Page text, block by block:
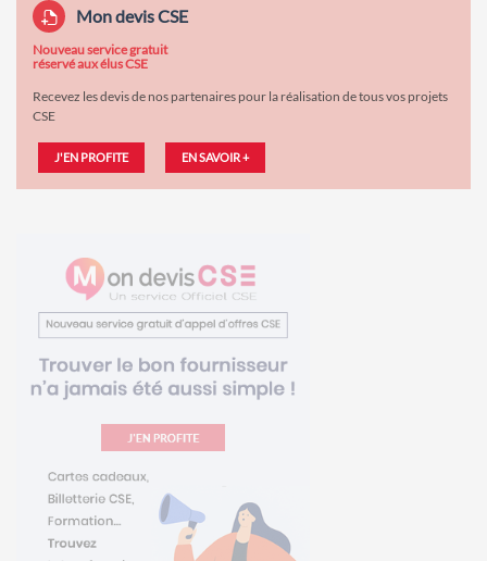
Mon devis CSE
Nouveau service gratuit
réservé aux élus CSE
Recevez les devis de nos partenaires pour la réalisation de tous vos projets
CSE
J'EN PROFITE EN SAVOIR +